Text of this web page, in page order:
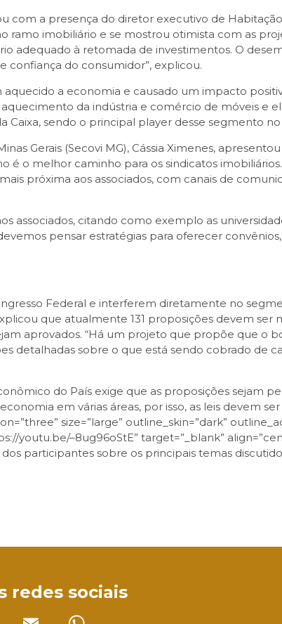
a presença do diretor executivo de
ramo imobiliário e se mostrou otimista com as
adequado à retomada de investimentos. O
confiança do consumidor”, explicou.
a economia e causado um impacto
da indústria e comércio de móveis e
sendo o principal player desse segmento no
Gerais (Secovi MG), Cássia Ximenes,
o melhor caminho para os sindicatos imobiliários.
próxima aos associados, com canais de
associados, citando como exemplo as
pensar estratégias para oferecer
Federal e interferem diretamente no
que atualmente 131 proposições devem ser
aprovados. “Há um projeto que propõe que o
detalhadas sobre o que está sendo cobrado de
do País exige que as proposições sejam
em várias áreas, por isso, as leis devem
size=”large” outline_skin=”dark”
youtu.be/–8ug96oStE” target=”_blank”
participantes sobre os principais temas
redes sociais